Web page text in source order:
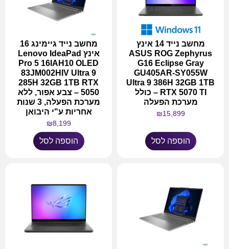
מחשב נייד 14 אינץ
ASUS ROG Zephyrus
G16 Eclipse Gray
GU405AR-SY055W
Ultra 9 386H 32GB 1TB
RTX 5070 TI – כולל
מערכת הפעלה
₪15,899
הוספה לסל
מחשב נייד גיימינג 16
אינץ Lenovo IdeaPad
Pro 5 16IAH10 OLED
83JM002HIV Ultra 9
285H 32GB 1TB RTX
5050 – צבע אפור, ללא
מערכת הפעלה, 3 שנות
אחריות ע"י היבואן
₪8,199
הוספה לסל